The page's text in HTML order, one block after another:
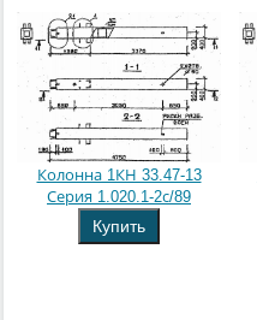
Колонна 1КН 33.47-13
Серия 1.020.1-2с/89
Купить